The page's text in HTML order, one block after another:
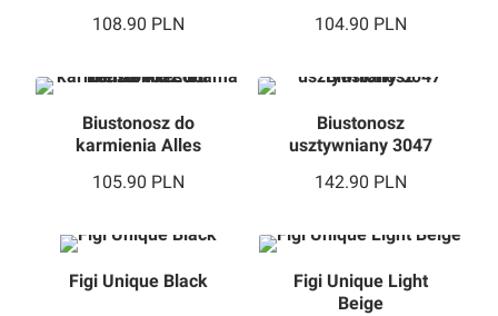
108.90 PLN 104.90 PLN
Biustonosz do
karmienia Alles
Ecru
105.90 PLN
Biustonosz
usztywniany 3047
142.90 PLN
Figi Unique Black
Figi Unique Light
Beige